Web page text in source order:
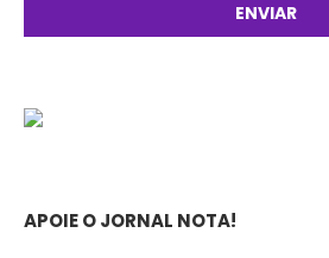
APOIE O JORNAL NOTA!